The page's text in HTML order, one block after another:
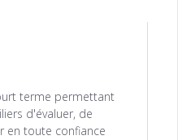
terme permettant
d'évaluer, de
en toute confiance